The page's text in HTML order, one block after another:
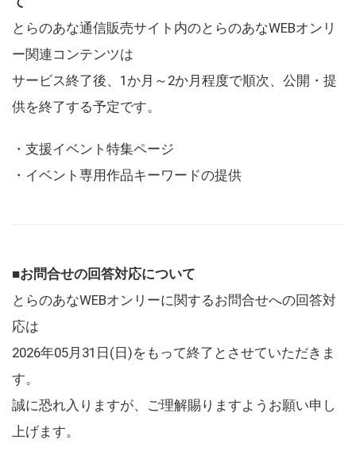
とらのあな通信販売サイト内のとらのあなWEBオンリ
ー関連コンテンツは
サービス終了後、1か月～2か月程度で順次、公開・提
供を終了する予定です。
・支援イベント特集ページ
・イベント専用作品キーワードの提供
■お問合せの回答対応について
とらのあなWEBオンリーに関するお問合せへの回答対
応は
2026年05月31日(日)をもって終了とさせていただきま
す。
誠に恐れ入りますが、ご理解賜りますようお願い申し
上げます。